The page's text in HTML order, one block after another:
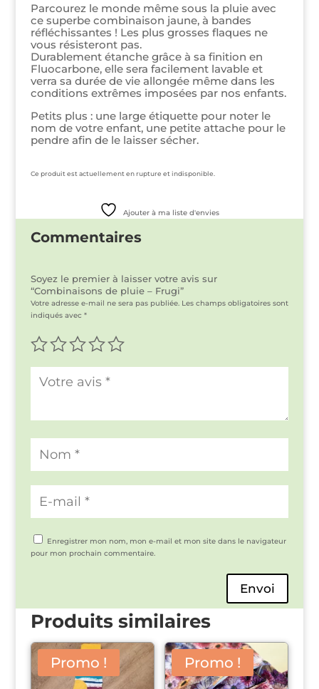
Parcourez le monde même sous la pluie avec
ce superbe combinaison jaune, à bandes
réfléchissantes ! Les plus grosses flaques ne
vous résisteront pas.
Durablement étanche grâce à sa finition en
Fluocarbone, elle sera facilement lavable et
verra sa durée de vie allongée même dans les
conditions extrêmes imposées par nos enfants.
Petits plus : une large étiquette pour noter le
nom de votre enfant, une petite attache pour le
pendre afin de le laisser sécher.
Ce produit est actuellement en rupture et indisponible.
Ajouter à ma liste d'envies
Commentaires
Soyez le premier à laisser votre avis sur
“Combinaisons de pluie – Frugi”
Votre adresse e-mail ne sera pas publiée. Les champs obligatoires sont
indiqués avec *
Enregistrer mon nom, mon e-mail et mon site dans le navigateur
pour mon prochain commentaire.
Envoi
Produits similaires
Promo ! Promo !